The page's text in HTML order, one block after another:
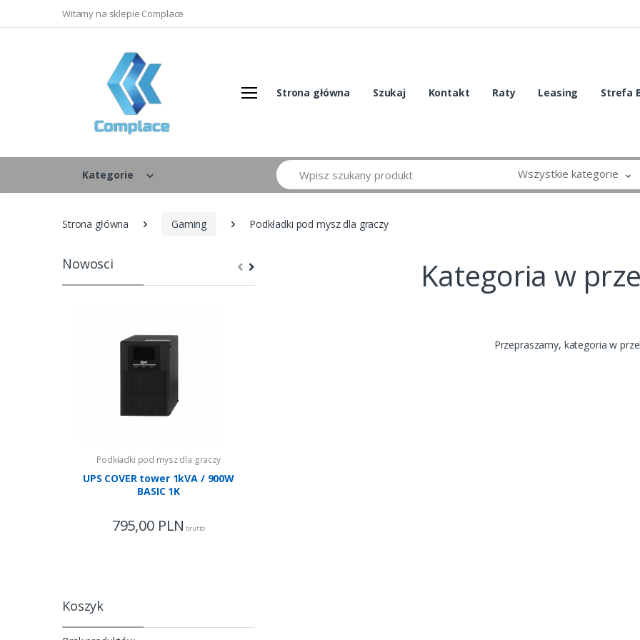
Witamy na sklepie Complace
Strona główna Szukaj Kontakt Raty Leasing Strefa
Kategorie
Szukaj Wszystkie kategorie
Strona główna Gaming Podkładki pod mysz dla graczy
Nowosci
Podkładki pod mysz dla graczy
UPS COVER tower 1kVA / 900W
BASIC 1K
795,00 PLN brutto
Koszyk
Kategoria w
Przepraszamy, kategoria w